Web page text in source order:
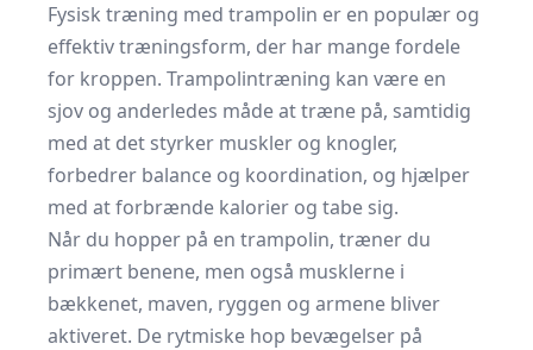
Fysisk træning med trampolin er en populær og
effektiv træningsform, der har mange fordele
for kroppen. Trampolintræning kan være en
sjov og anderledes måde at træne på, samtidig
med at det styrker muskler og knogler,
forbedrer balance og koordination, og hjælper
med at forbrænde kalorier og tabe sig.
Når du hopper på en trampolin, træner du
primært benene, men også musklerne i
bækkenet, maven, ryggen og armene bliver
aktiveret. De rytmiske hop bevægelser på